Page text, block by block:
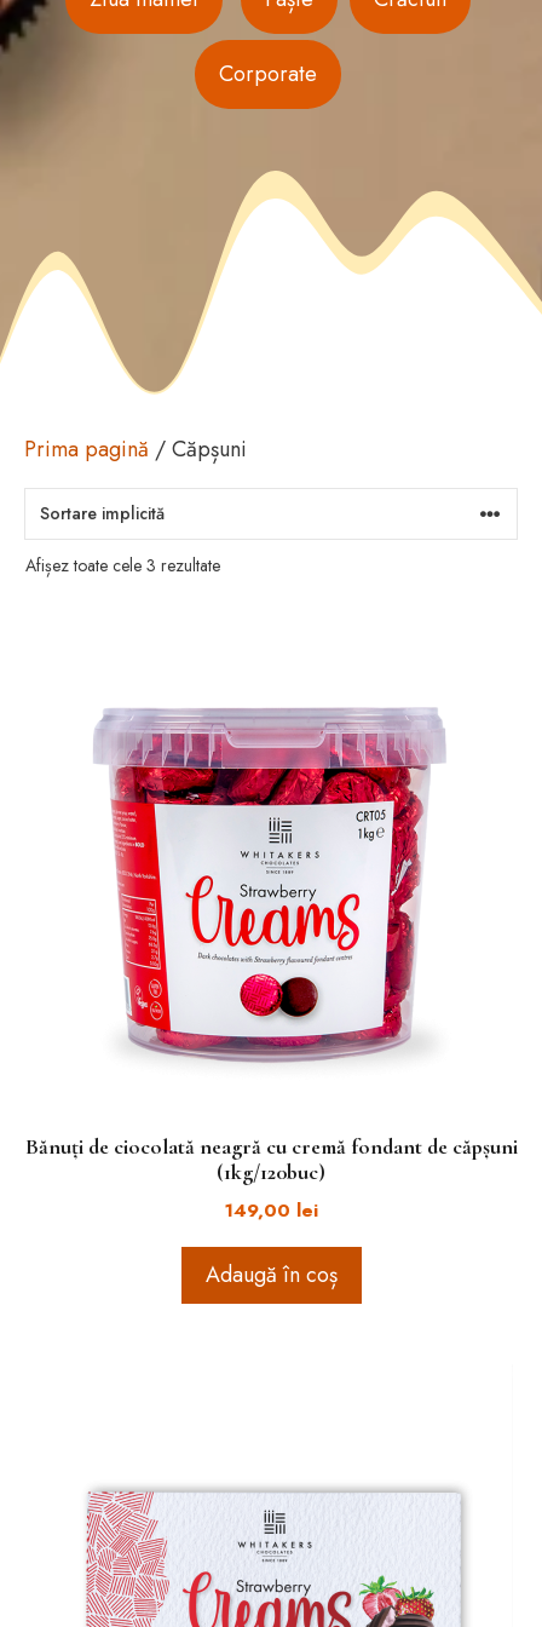
Corporate
Prima pagină / Căpșuni
Afișez toate cele 3 rezultate
Bănuți de ciocolată neagră cu cremă fondant de căpșuni
(1kg/120buc)
149,00 lei
Adaugă în coș